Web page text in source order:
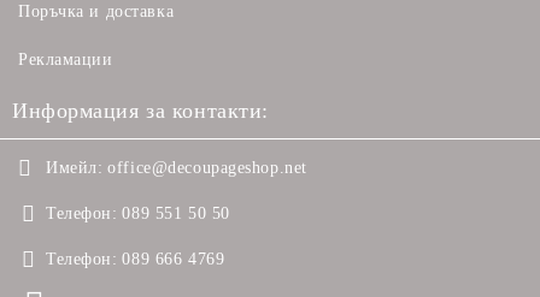
Поръчка и доставка
Рекламации
Информация за контакти:
Имейл: office@decoupageshop.net
Телефон: 089 551 50 50
Телефон: 089 666 4769